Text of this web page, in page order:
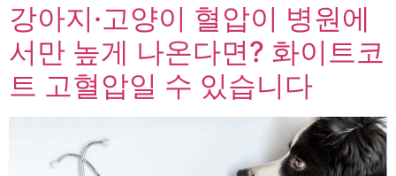
강아지·고양이 혈압이 병원에
서만 높게 나온다면? 화이트코
트 고혈압일 수 있습니다